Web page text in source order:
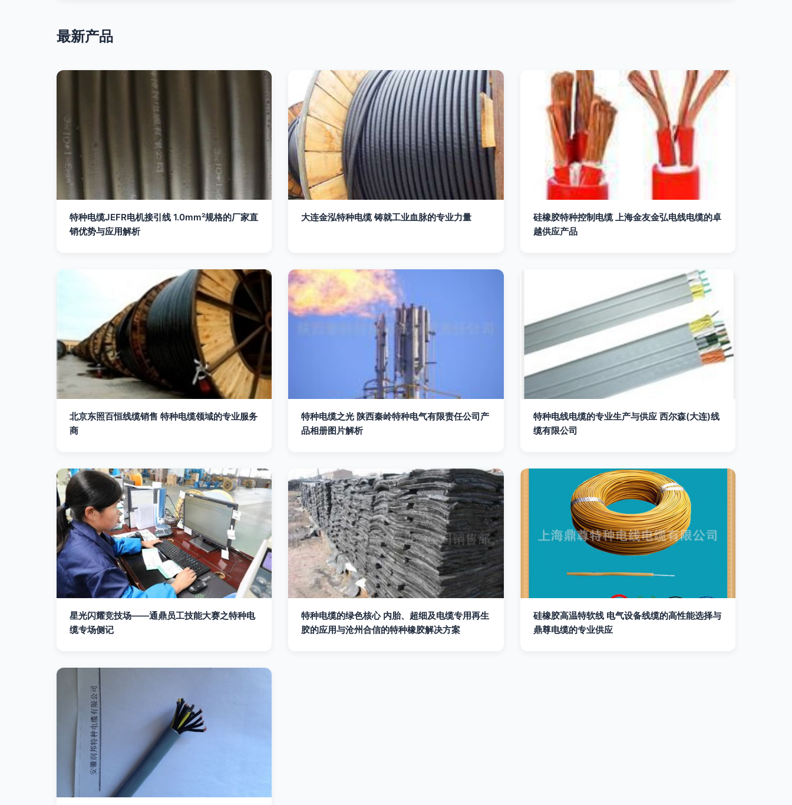
最新产品
特种电缆JEFR电机接引线 1.0mm²规格的厂家直
销优势与应用解析
大连金泓特种电缆 铸就工业血脉的专业力量
硅橡胶特种控制电缆 上海金友金弘电线电缆的卓
越供应产品
北京东照百恒线缆销售 特种电缆领域的专业服务
商
特种电缆之光 陕西秦岭特种电气有限责任公司产
品相册图片解析
特种电线电缆的专业生产与供应 西尔森(大连)线
缆有限公司
星光闪耀竞技场——通鼎员工技能大赛之特种电
缆专场侧记
特种电缆的绿色核心 内胎、超细及电缆专用再生
胶的应用与沧州合信的特种橡胶解决方案
硅橡胶高温特软线 电气设备线缆的高性能选择与
鼎尊电缆的专业供应